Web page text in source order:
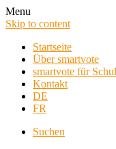
Menu
Skip to content
Startseite
Über smartvote
smartvote für
Kontakt
DE
FR
Suchen